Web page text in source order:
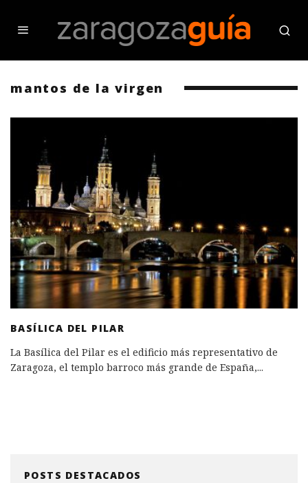
mantos de la virgen
BASÍLICA DEL PILAR
La Basílica del Pilar es el edificio más representativo de
Zaragoza, el templo barroco más grande de España,...
POSTS DESTACADOS